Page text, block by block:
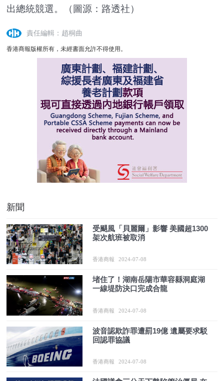
出總統競選。（圖源：路透社）
責任編輯：趙桐曲
香港商報版權所有，未經書面允許不得使用。
新聞
受颶風「貝麗爾」影響 美國超1300
架次航班被取消
香港商報 2024-07-08
堵住了！湖南岳陽市華容縣洞庭湖
一線堤防決口完成合龍
香港商報 2024-07-08
波音認欺詐罪遭罰19億 遺屬要求駁
回認罪協議
香港商報 2024-07-08